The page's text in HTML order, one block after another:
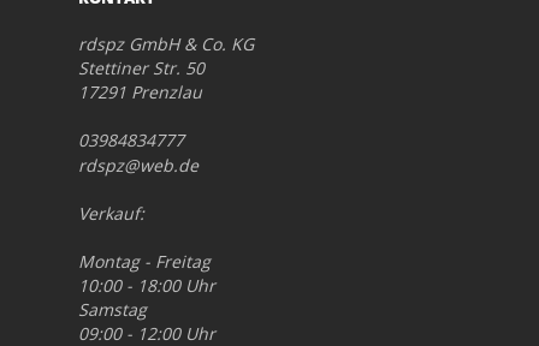
rdspz GmbH & Co. KG
Stettiner Str. 50
17291 Prenzlau
03984834777
rdspz@web.de
Verkauf:
Montag - Freitag
10:00 - 18:00 Uhr
Samstag
09:00 - 12:00 Uhr